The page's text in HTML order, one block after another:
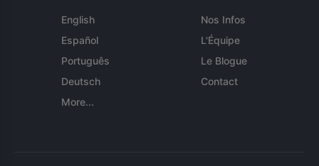
English
Español
Português
Deutsch
More...
Nos Infos
L'Équipe
Le Blogue
Contact